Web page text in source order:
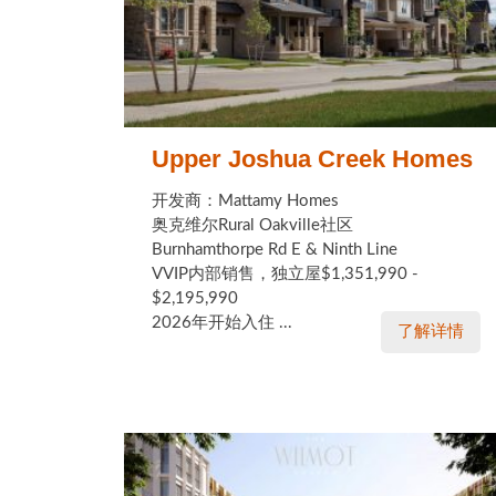
Upper Joshua Creek Homes
开发商：Mattamy Homes
奥克维尔Rural Oakville社区
Burnhamthorpe Rd E & Ninth Line
VVIP内部销售，独立屋$1,351,990 -
$2,195,990
2026年开始入住 ...
了解详情